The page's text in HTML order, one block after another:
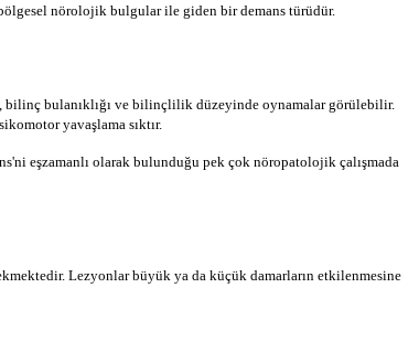
nörolojik bulgular ile giden bir demans türüdür.
bulanıklığı ve bilinçlilik düzeyinde oynamalar görülebilir.
yavaşlama sıktır.
eşzamanlı olarak bulunduğu pek çok nöropatolojik çalışmada
Lezyon­lar büyük ya da küçük damarların etkilenmesine